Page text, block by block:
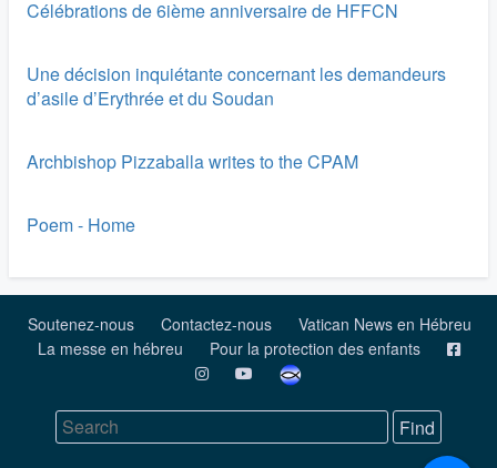
Célébrations de 6ième anniversaire de HFFCN
Une décision inquiétante concernant les demandeurs
d’asile d’Erythrée et du Soudan
Archbishop Pizzaballa writes to the CPAM
Poem - Home
Soutenez-nous Contactez-nous
Vatican News en Hébreu
La messe en hébreu
Pour la protection des enfants